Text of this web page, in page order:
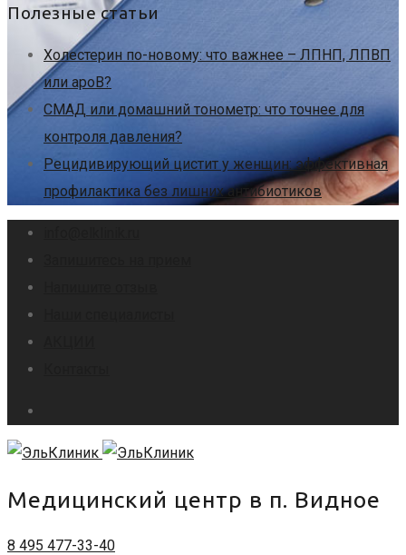
Полезные статьи
Холестерин по-новому: что важнее – ЛПНП, ЛПВП
или apoB?
СМАД или домашний тонометр: что точнее для
контроля давления?
Рецидивирующий цистит у женщин: эффективная
профилактика без лишних антибиотиков
Медицинский центр в п. Видное
8 495 477-33-40